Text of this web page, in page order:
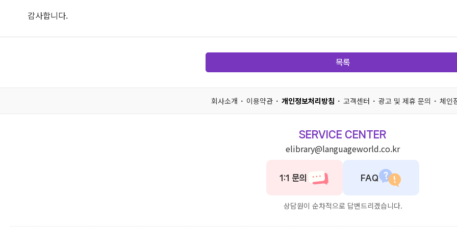
감사합니다.
목록
회사소개 이용약관 개인정보처리방침 고객센터 광고 및 제휴 문의 체인
SERVICE CENTER
elibrary@languageworld.co.kr
1:1 문의 FAQ
상담원이 순차적으로 답변드리겠습니다.